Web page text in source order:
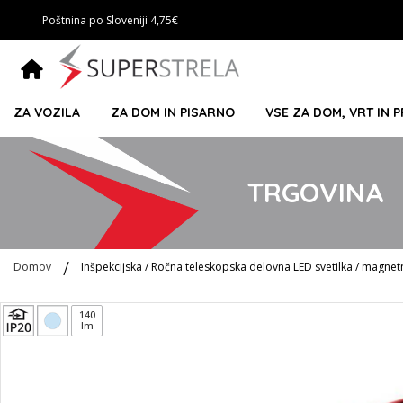
Poštnina po Sloveniji 4,75€
ZA VOZILA ZA DOM IN PISARNO VSE ZA DOM, VRT IN
TRGOVINA
Domov Inšpekcijska / Ročna teleskopska delovna LED svetilka /
Preskoči
na
140
lm